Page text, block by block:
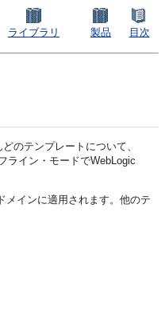
ライブラリ 製品 目次
のテンプレートについて、
ライン・モードでWebLogic
メインに適用されます。他のテ